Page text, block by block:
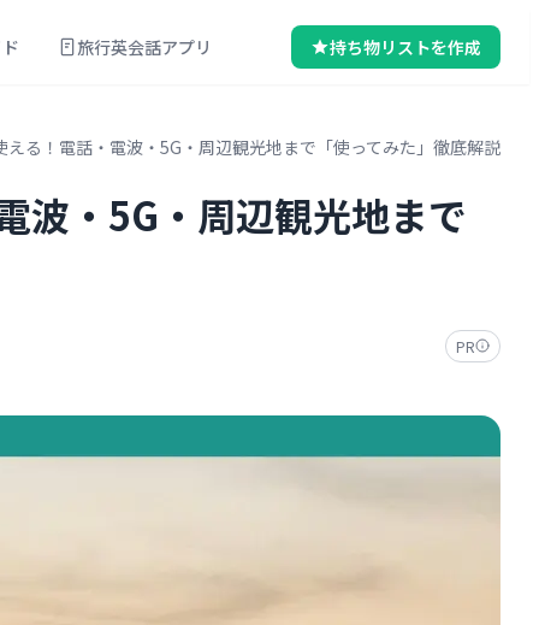
旅行英会話アプリ 持ち物リストを作成
る！電話・電波・5G・周辺観光地まで「使ってみた」徹底解説
波・5G・周辺観光地まで
PR